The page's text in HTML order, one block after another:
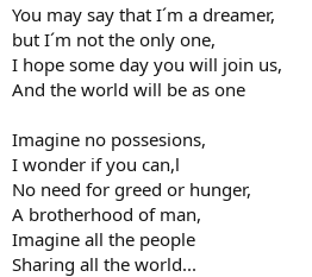
You may say that I´m a dreamer,
but I´m not the only one,
I hope some day you will join us,
And the world will be as one
Imagine no possesions,
I wonder if you can,l
No need for greed or hunger,
A brotherhood of man,
Imagine all the people
Sharing all the world...